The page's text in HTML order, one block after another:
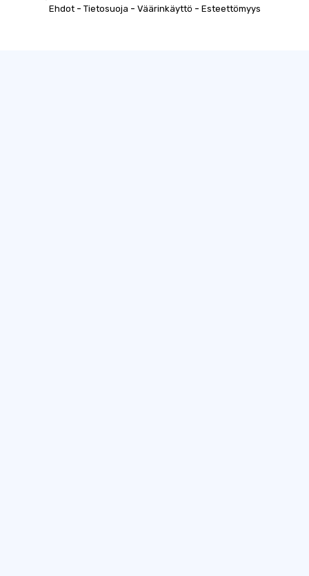
Ehdot- Tietosuoja - Väärinkäyttö - Esteettömyys